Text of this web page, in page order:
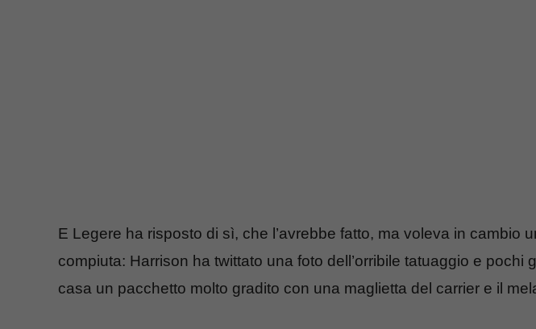
E Legere ha risposto di sì, che l’avrebbe fatto, ma voleva in cambio
compiuta: Harrison ha twittato una foto dell’orribile tatuaggio e pochi
casa un pacchetto molto gradito con una maglietta del carrier e il